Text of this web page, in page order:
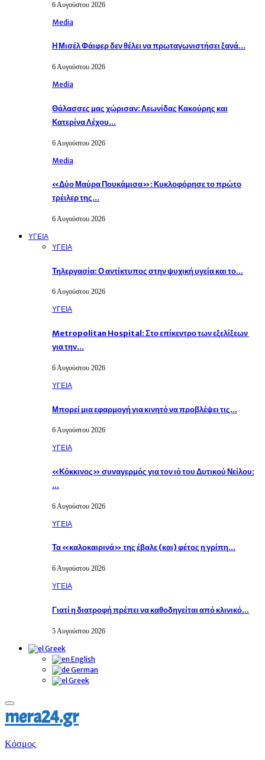
6 Αυγούστου 2026
Media
Η Μισέλ Φάιφερ δεν θέλει να πρωταγωνιστήσει ξανά…
6 Αυγούστου 2026
Media
Θάλασσες μας χώρισαν: Λεωνίδας Κακούρης και
Κατερίνα Λέχου…
6 Αυγούστου 2026
Media
«Δύο Μαύρα Πουκάμισα»: Κυκλοφόρησε το πρώτο
τρέιλερ της…
6 Αυγούστου 2026
ΥΓΕΙΑ
ΥΓΕΙΑ
Τηλεργασία: Ο αντίκτυπος στην ψυχική υγεία και το…
6 Αυγούστου 2026
ΥΓΕΙΑ
Metropolitan Hospital: Στο επίκεντρο των εξελίξεων
για την…
6 Αυγούστου 2026
ΥΓΕΙΑ
Μπορεί μια εφαρμογή για κινητό να προβλέψει τις…
6 Αυγούστου 2026
ΥΓΕΙΑ
«Κόκκινος» συναγερμός για τον ιό του Δυτικού Νείλου:
…
6 Αυγούστου 2026
ΥΓΕΙΑ
Τα «καλοκαιρινά» της έβαλε (και) φέτος η γρίπη…
6 Αυγούστου 2026
ΥΓΕΙΑ
Γιατί η διατροφή πρέπει να καθοδηγείται από κλινικό…
5 Αυγούστου 2026
Greek
English
German
Greek
Primary
Menu
mera24.gr
Κόσμος